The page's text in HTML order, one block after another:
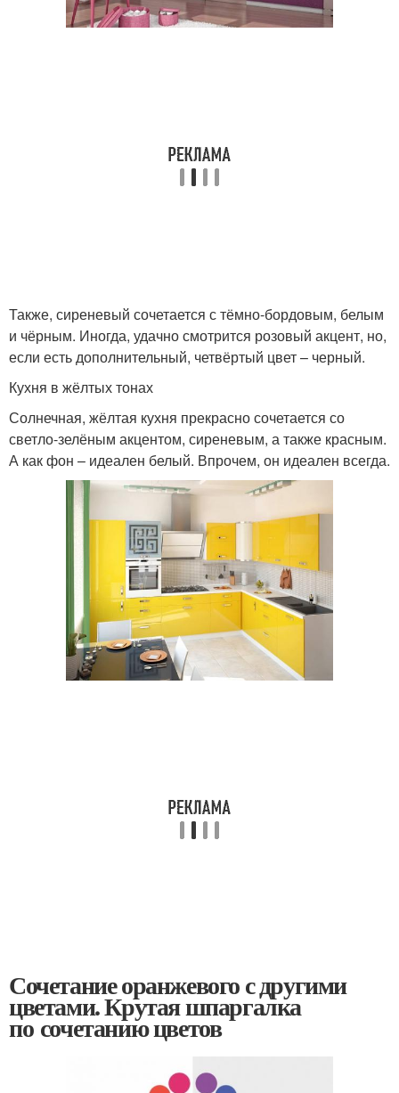
Также, сиреневый сочетается с тёмно-бордовым, белым
и чёрным. Иногда, удачно смотрится розовый акцент, но,
если есть дополнительный, четвёртый цвет – черный.
Кухня в жёлтых тонах
Солнечная, жёлтая кухня прекрасно сочетается со
светло-зелёным акцентом, сиреневым, а также красным.
А как фон – идеален белый. Впрочем, он идеален всегда.
Сочетание оранжевого с другими
цветами. Крутая шпаргалка
по сочетанию цветов